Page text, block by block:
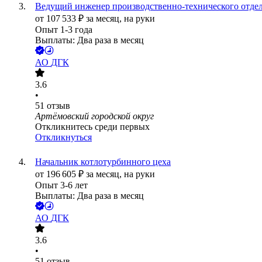
Ведущий инженер производственно-технического
от 107 533 ₽ за месяц, на руки
Опыт 1-3 года
Выплаты: Два раза в месяц
АО ДГК
3.6
•
51 отзыв
Артёмовский городской округ
Откликнитесь среди первых
Откликнуться
Начальник котлотурбинного цеха
от 196 605 ₽ за месяц, на руки
Опыт 3-6 лет
Выплаты: Два раза в месяц
АО ДГК
3.6
•